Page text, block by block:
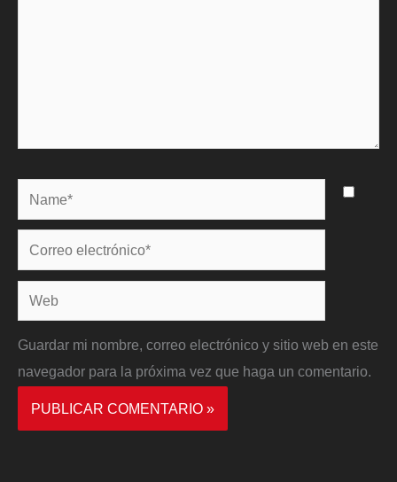
Name*
Correo
electrónico*
Web
Guardar mi nombre, correo electrónico y sitio web en este
navegador para la próxima vez que haga un comentario.